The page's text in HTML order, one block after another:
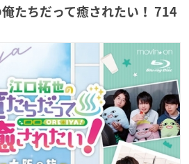
たちだって癒されたい！ 714